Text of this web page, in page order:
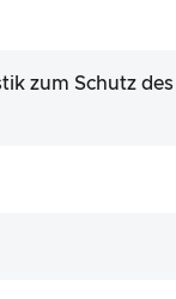
zum Schutz des